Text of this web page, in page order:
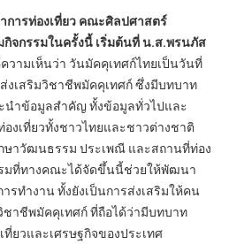
รท่องเที่ยว คณะศิลปศาสตร์
จกรรมในครั้งนี้ เริ่มต้นที่ น.ส.พรนภัส
วามเห็นว่า วันมัคคุเทศก์ไทยเป็นวันที่
งเสริมวิชาชีพมัคคุเทศก์ ซึ่งมีบทบาท
นำข้อมูลสำคัญ ทั้งข้อมูลทั่วไปและ
งเที่ยวทั้งชาวไทยและชาวต่างชาติ
ษาวัฒนธรรม ประเพณี และสถานที่ท่อง
รมที่ทางคณะได้จัดขึ้นนี้ช่วยให้พัฒนา
รทำงาน ทั้งยังเป็นการส่งเสริมให้คน
าชีพมัคคุเทศก์ ที่ถือได้ว่ามีบทบาท
ยวและเศรษฐกิจของประเทศ